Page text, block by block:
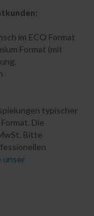
im ECO Format
Format (mit
typischer
Die
Bitte
unser